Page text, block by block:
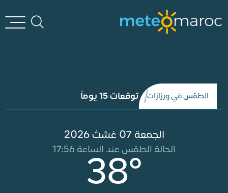
الطقس في ورزازات توقعات 15 يوماً
الجمعة 07 غشث 2026
الحالة الطقس عند الساعة 17:56
38°